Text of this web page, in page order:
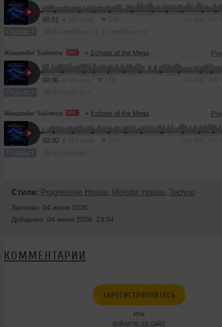
60:51
Подкаст
Alexander Sulimov ➝ Echoes of the MegaNight RADIO #60
60:06
Подкаст
Alexander Sulimov ➝ Echoes of the MegaNight RADIO #59
60:30
Подкаст
Стили: Progressive House, Melodic House, Techno
Записан: 04 июня 2026
Добавлен: 04 июня 2026, 23:34
КОММЕНТАРИИ
ЗАРЕГИСТРИРУЙТЕСЬ
Или
войдите на сайт